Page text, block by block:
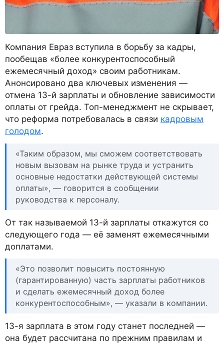
Компания Евраз вступила в борьбу за кадры,
пообещав «более конкурентоспособный
ежемесячный доход» своим работникам.
Анонсировано два ключевых изменения —
отмена 13-й зарплаты и обновление зависимости
оплаты от грейда. Топ-менеджмент не скрывает,
что реформа потребовалась в связи кадровым
голодом.
«Таким образом, мы сможем соответствовать
новым вызовам на рынке труда и устранить
основные недостатки действующей системы
оплаты», — говорится в сообщении
руководства к персоналу.
От так называемой 13-й зарплаты откажутся со
следующего года — её заменят ежемесячными
доплатами.
«Это позволит повысить постоянную
(гарантированную) часть зарплаты работников
и сделать ежемесячный доход более
конкурентоспособным», — указали в компании.
13-я зарплата в этом году станет последней —
она будет рассчитана по прежним правилам и